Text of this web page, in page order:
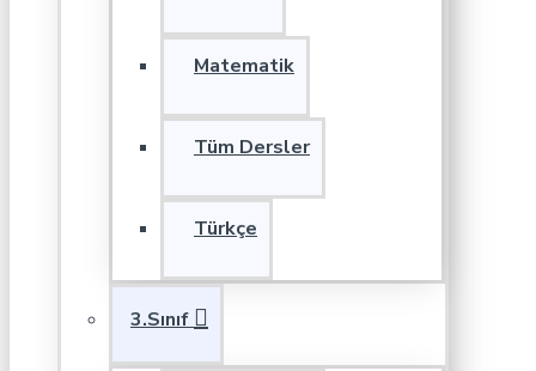
Matematik
Tüm Dersler
Türkçe
3.Sınıf